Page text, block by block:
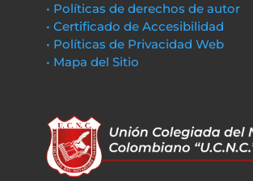
• Políticas de derechos de autor
• Certificado de Accesibilidad
• Políticas de Privacidad Web
• Mapa del Sitio